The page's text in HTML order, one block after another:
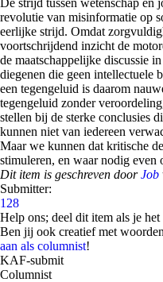
De strijd tussen wetenschap en
revolutie van misinformatie op
eerlijke strijd. Omdat
voortschrijdend inzicht de
de maatschappelijke discussie
diegenen die geen intellectuele
een tegengeluid is daarom
tegengeluid zonder
stellen bij de sterke conclusies
kunnen niet van iedereen
Maar we kunnen dat kritische
stimuleren, en waar nodig even
Dit item is geschreven doorJob
Submitter:
128
Help ons; deel dit item als je
Ben jij ook creatief met
aan als columnist!
KAF-submit
Columnist